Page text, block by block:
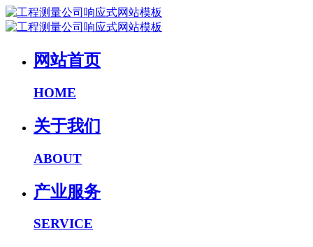
网站首页
HOME
关于我们
ABOUT
产业服务
SERVICE